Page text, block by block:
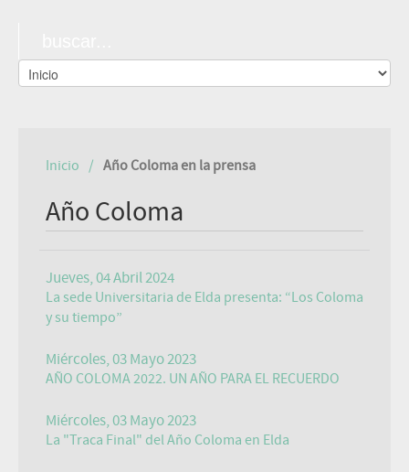
Inicio Año Coloma en la prensa
Año Coloma
Jueves, 04 Abril 2024
La sede Universitaria de Elda presenta: “Los Coloma
y su tiempo”
Miércoles, 03 Mayo 2023
AÑO COLOMA 2022. UN AÑO PARA EL RECUERDO
Miércoles, 03 Mayo 2023
La "Traca Final" del Año Coloma en Elda